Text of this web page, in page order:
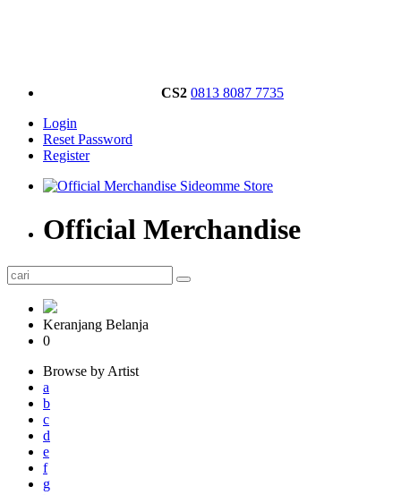
CS2 0813 8087 7735
Login
Reset Password
Register
Official Merchandise
Keranjang Belanja
0
Browse by Artist
a
b
c
d
e
f
g